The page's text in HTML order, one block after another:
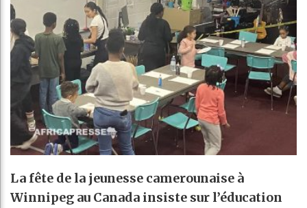
La fête de la jeunesse camerounaise à
Winnipeg au Canada insiste sur l’éducation